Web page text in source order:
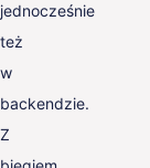
jednocześnie
też
w
backendzie.
Z